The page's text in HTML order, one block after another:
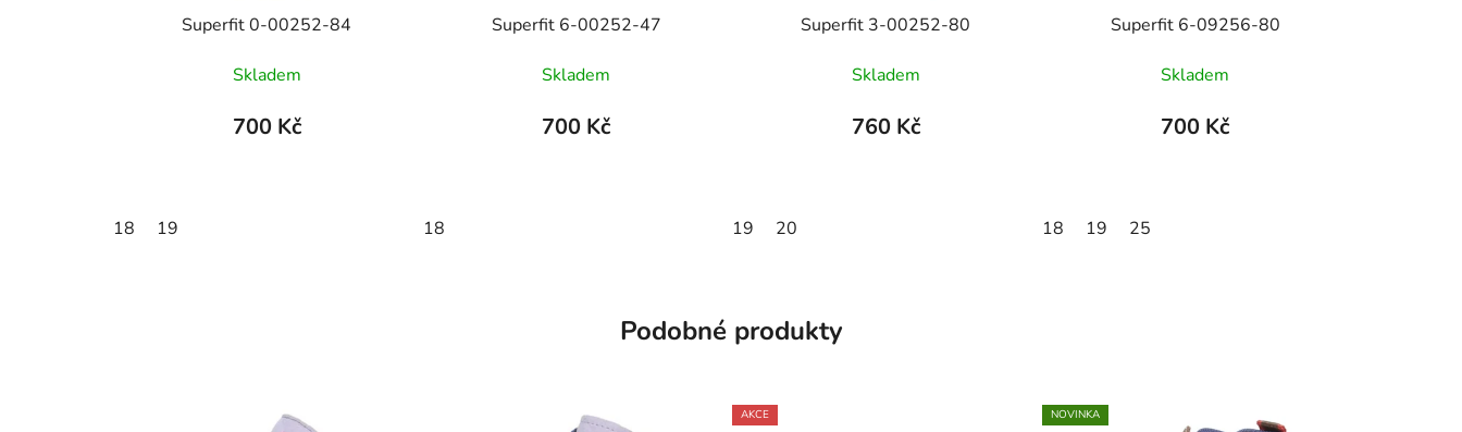
Superfit 0-00252-84
Skladem
700 Kč
18 19
Superfit 6-00252-47
Skladem
700 Kč
18
Superfit 3-00252-80
Skladem
760 Kč
19 20
Superfit 6-09256-80
Skladem
700 Kč
18 19 25
Podobné produkty
AKCE NOVINKA